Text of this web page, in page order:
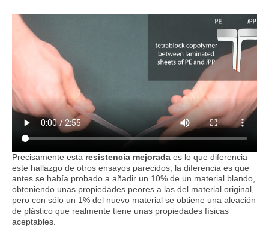
Precisamente esta resistencia mejorada es lo que diferencia
este hallazgo de otros ensayos parecidos, la diferencia es que
antes se había probado a añadir un 10% de un material blando,
obteniendo unas propiedades peores a las del material original,
pero con sólo un 1% del nuevo material se obtiene una aleación
de plástico que realmente tiene unas propiedades físicas
aceptables.